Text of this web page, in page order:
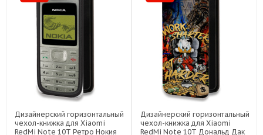
Дизайнерский горизонтальный
чехол-книжка для Xiaomi
RedMi Note 10T Ретро Нокия
Дизайнерский горизонтальный
чехол-книжка для Xiaomi
RedMi Note 10T Дональд Дак